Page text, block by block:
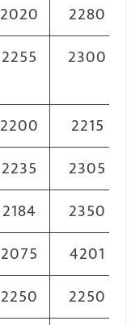
2020
2280
2255 2300
2200
2215
2235
2305
2184
2350
2075
4201
2250
2250